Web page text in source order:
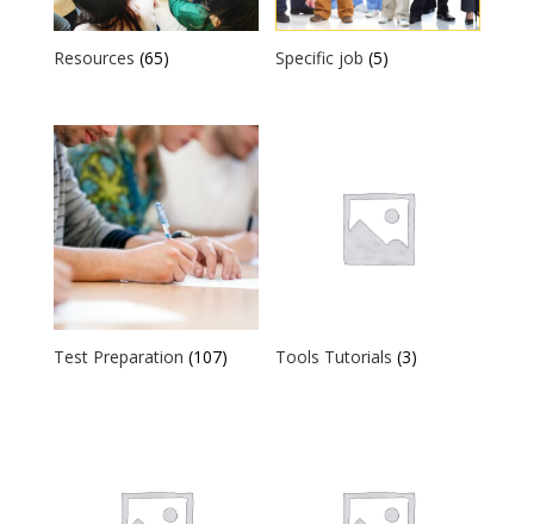
Resources (65) Specific job(5)
Test Preparation (107) Tools Tutorials(3)